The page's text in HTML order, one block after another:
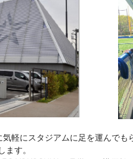
軽にスタジアムに足を運んで
す。